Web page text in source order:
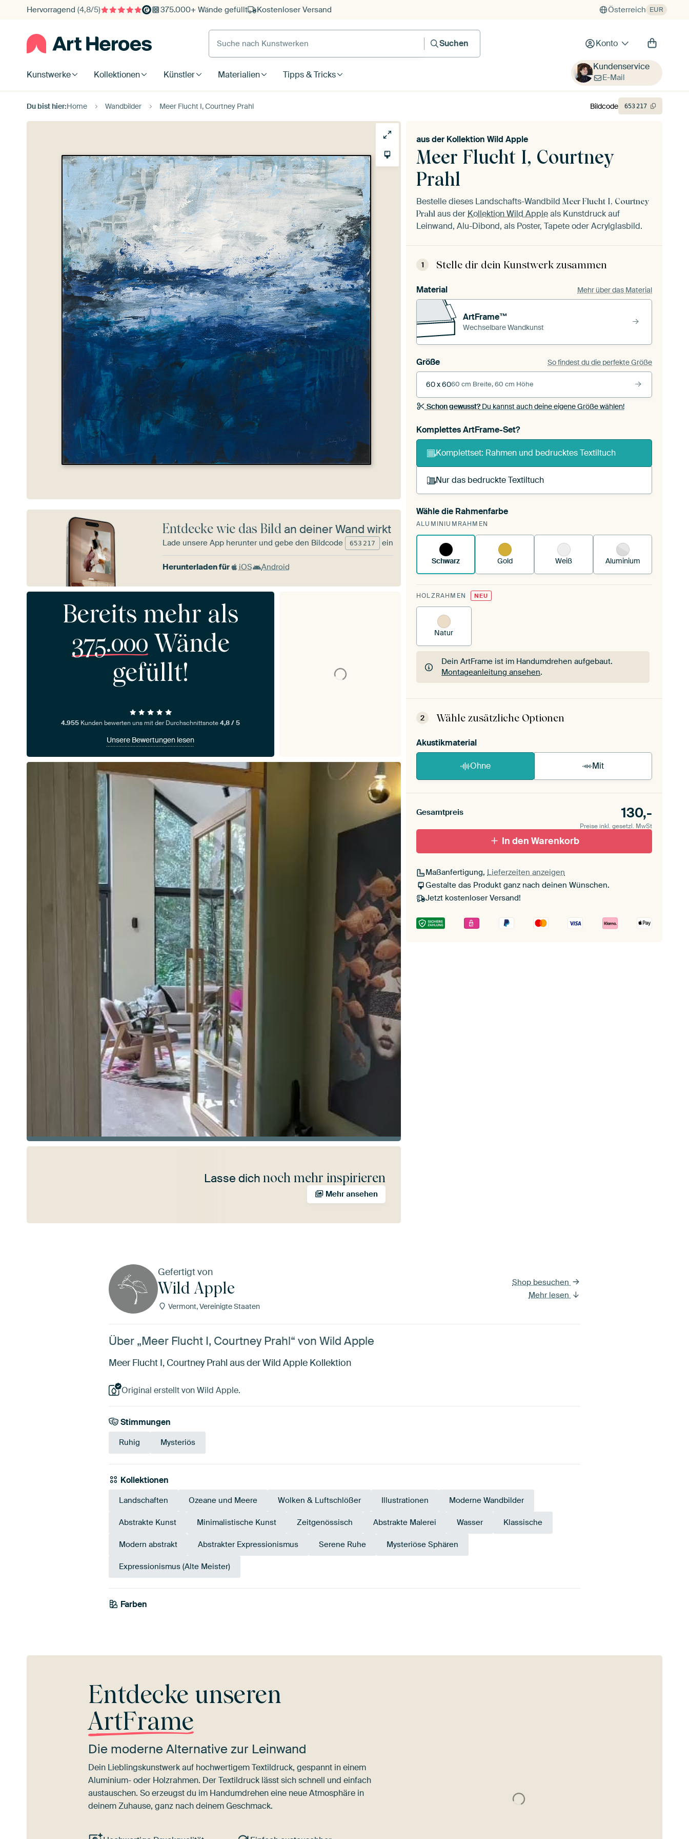
Hervorragend (4,8/5) 375.000+ Wände gefüllt Kostenloser Versand Österreich EUR
Suche nach Kunstwerken
Suchen
Konto
Kunstwerke Kollektionen Künstler Materialien Tipps & Tricks
Kundenservice
E-Mail
Du bist hier:Home Wandbilder Meer Flucht I, Courtney Prahl
Meer Flucht I, Courtney
Prahl
aus der Kollektion Wild Apple
Bestelle dieses Landschafts-Wandbild Meer Flucht I, Courtney
Prahl aus der Kollektion Wild Appleals Kunstdruck auf
Leinwand, Alu-Dibond, als Poster, Tapete oder Acrylglasbild.
1 Stelle dir dein Kunstwerk zusammen
Material Mehr über das Material
ArtFrame™
Wechselbare Wandkunst
Größe So findest du die perfekte Größe
60 x 6060 cm Breite, 60 cm Höhe
Schon gewusst?Du kannst auch deine eigene Größe wählen!
Komplettes ArtFrame-Set?
Komplettset: Rahmen und bedrucktes Textiltuch
Nur das bedruckte Textiltuch
Du spannst einen wechselbaren Textiltuch in deinen
vorhandenen ArtFrame™.
Wähle die Rahmenfarbe
ALUMINIUMRAHMEN
Schwarz Gold Weiß Aluminium
HOLZRAHMEN NEU
Natur
Dein ArtFrame ist im Handumdrehen aufgebaut.
Montageanleitung ansehen.
Dein ArtFrame ist im Handumdrehen aufgebaut.
2 Wähle zusätzliche Optionen
Akustikmaterial
Ohne Mit
Gesamtpreis 130,-
Preise inkl. gesetzl. MwSt
In den Warenkorb
Maßanfertigung, Lieferzeiten anzeigen
Gestalte das Produkt ganz nach deinen Wünschen.
Jetzt kostenloser Versand!
Bildcode 653217
Entdecke wie das Bildan deiner Wand wirkt
Lade unsere App herunter und gebe den Bildcode 653 217 ein
Herunterladen für iOS Android
Bereits mehr als
375.000 Wände
gefüllt!
4.955 Kunden bewerten uns mit der Durchschnittsnote4,8 / 5
Unsere Bewertungen lesen
Lasse dich noch mehr inspirieren
Mehr ansehen
Gefertigt von
Wild Apple
Vermont, Vereinigte Staaten
Shop besuchen
Mehr lesen
Über „Meer Flucht I, Courtney Prahl“ von Wild Apple
Meer Flucht I, Courtney Prahl aus der Wild Apple Kollektion
Original erstellt von Wild Apple.
Stimmungen
Ruhig Mysteriös
Kollektionen
Landschaften Ozeane und Meere Wolken & Luftschlößer Illustrationen Moderne Wandbilder
Abstrakte Kunst Minimalistische Kunst Zeitgenössisch Abstrakte Malerei Wasser Klassische
Modern abstrakt Abstrakter Expressionismus Serene Ruhe Mysteriöse Sphären
Expressionismus (Alte Meister)
Farben
Blau
Entdecke unseren
ArtFrame
Die moderne Alternative zur Leinwand
Dein Lieblingskunstwerk auf hochwertigem Textildruck, gespannt in einem
Aluminium- oder Holzrahmen. Der Textildruck lässt sich schnell und einfach
austauschen. So erzeugst du im Handumdrehen eine neue Atmosphäre in
deinem Zuhause, ganz nach deinem Geschmack.